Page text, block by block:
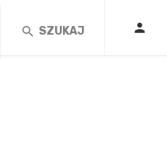
SZUKAJ